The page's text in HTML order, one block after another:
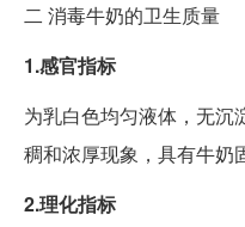
二 消毒牛奶的卫生质量
1.感官指标
为乳白色均匀液体，无沉
稠和浓厚现象，具有牛奶
2.理化指标